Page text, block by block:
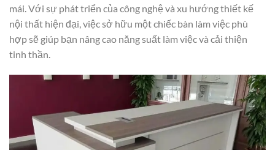
mái. Với sự phát triển của công nghệ và xu hướng thiết kế
nội thất hiện đại, việc sở hữu một chiếc bàn làm việc phù
hợp sẽ giúp bạn nâng cao năng suất làm việc và cải thiện
tinh thần.